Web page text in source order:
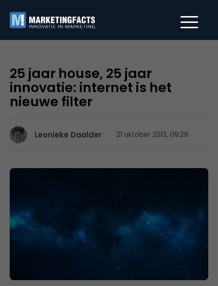
25 jaar house, 25 jaar
innovatie: internet is het
nieuwe filter
Leonieke Daalder 21 oktober 2013, 09:29